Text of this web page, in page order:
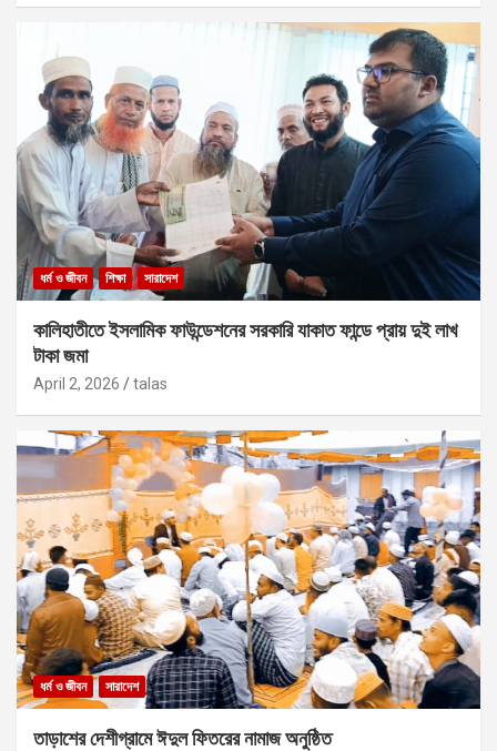
ধর্ম ও জীবন শিক্ষা সারাদেশ
কালিহাতীতে ইসলামিক ফাউন্ডেশনের সরকারি যাকাত ফান্ডে প্রায় দুই লাখ
টাকা জমা
April 2, 2026 talas
ধর্ম ও জীবন সারাদেশ
তাড়াশের দেশীগ্রামে ঈদুল ফিতরের নামাজ অনুষ্ঠিত